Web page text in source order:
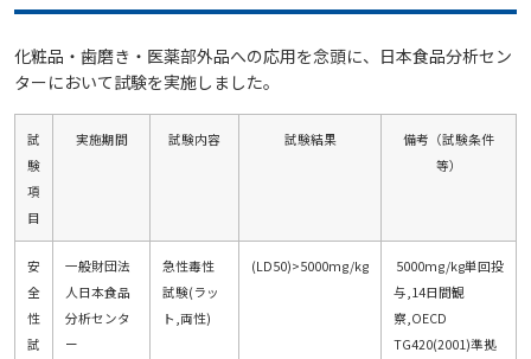
化粧品・歯磨き・医薬部外品への応用を念頭に、日本食品分析セン
ターにおいて試験を実施しました。
試
験
項
目
実施期間 試験内容 試験結果
備考（試験条件
等）
安
全
性
試
一般財団法
人日本食品
分析センタ
ー
急性毒性
試験(ラッ
ト,両性)
(LD50)>5000mg/kg
5000mg/kg単回投
与,14日間観
察,OECD
TG420(2001)準拠